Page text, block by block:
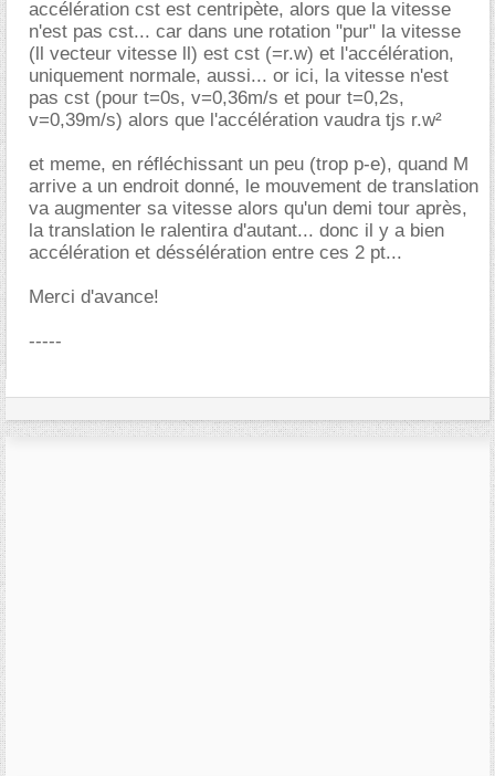
accélération cst est centripète, alors que la vitesse
n'est pas cst... car dans une rotation "pur" la vitesse
(ll vecteur vitesse ll) est cst (=r.w) et l'accélération,
uniquement normale, aussi... or ici, la vitesse n'est
pas cst (pour t=0s, v=0,36m/s et pour t=0,2s,
v=0,39m/s) alors que l'accélération vaudra tjs r.w²
et meme, en réfléchissant un peu (trop p-e), quand M
arrive a un endroit donné, le mouvement de translation
va augmenter sa vitesse alors qu'un demi tour après,
la translation le ralentira d'autant... donc il y a bien
accélération et déssélération entre ces 2 pt...
Merci d'avance!
-----